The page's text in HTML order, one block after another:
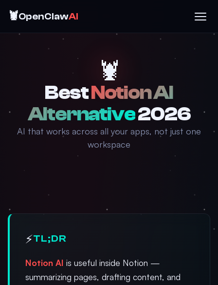
🦞OpenClawAI
🦞
BestNotion AI
Alternative2026
AI that works across all your apps, not just one
workspace
⚡TL;DR
Notion AI is useful inside Notion —
summarizing pages, drafting content, and